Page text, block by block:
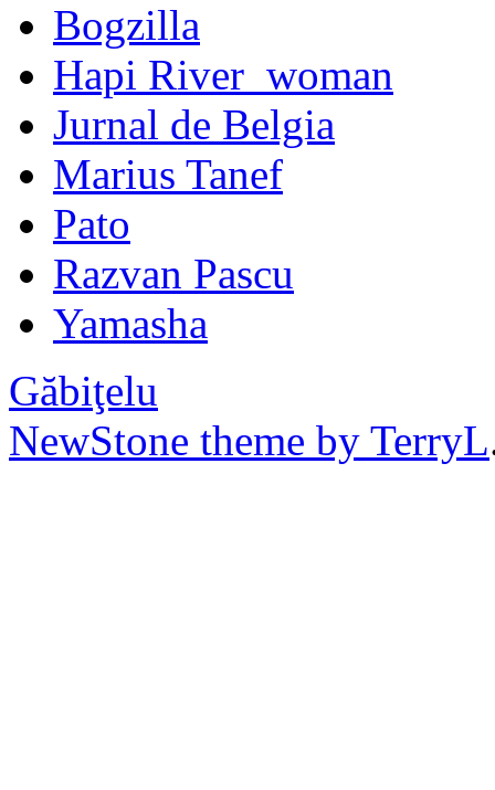
Bogzilla
Hapi River_woman
Jurnal de Belgia
Marius Tanef
Pato
Razvan Pascu
Yamasha
Găbiţelu
NewStone theme by TerryL